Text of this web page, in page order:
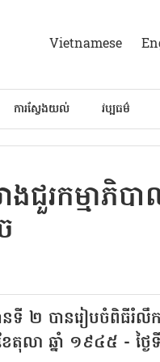
Vietnamese
ការស្វែងយល់ វប្បធម៌
ជួរកម្មាភិប
នទី ២ បានរៀបចំពិធីរំ
តុលា ឆ្នាំ ១៩៤៥ - ថ្ង